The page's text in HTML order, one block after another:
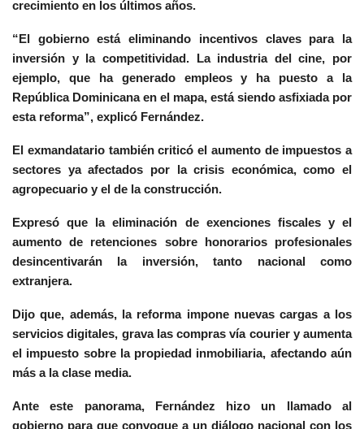
crecimiento en los últimos años.
“El gobierno está eliminando incentivos claves para la
inversión y la competitividad. La industria del cine, por
ejemplo, que ha generado empleos y ha puesto a la
República Dominicana en el mapa, está siendo asfixiada por
esta reforma”, explicó Fernández.
El exmandatario también criticó el aumento de impuestos a
sectores ya afectados por la crisis económica, como el
agropecuario y el de la construcción.
Expresó que la eliminación de exenciones fiscales y el
aumento de retenciones sobre honorarios profesionales
desincentivarán la inversión, tanto nacional como
extranjera.
Dijo que, además, la reforma impone nuevas cargas a los
servicios digitales, grava las compras vía courier y aumenta
el impuesto sobre la propiedad inmobiliaria, afectando aún
más a la clase media.
Ante este panorama, Fernández hizo un llamado al
gobierno para que convoque a un diálogo nacional con los